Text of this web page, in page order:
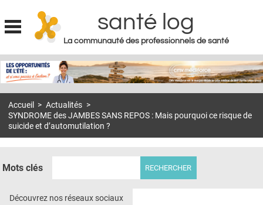
Jump to navigation
santé log
La communauté des professionnels de santé
MON COMPTE
S'ABONNER À LA REVUE SOIN À DOMICILE
E-REVUE SAD
Accueil > Actualités >
SYNDROME des JAMBES SANS REPOS : Mais pourquoi ce risque de
suicide et d’automutilation ?
Mots clés
Découvrez nos réseaux sociaux